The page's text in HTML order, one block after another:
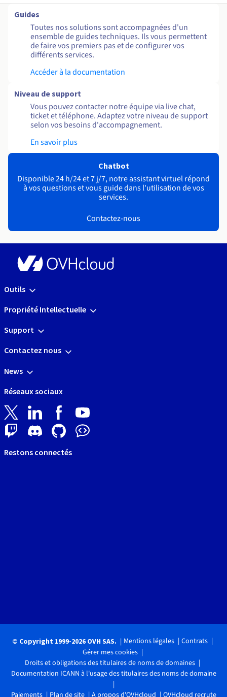
Guides
Toutes nos solutions sont accompagnées d'un
ensemble de guides techniques. Ils vous permettent
de faire vos premiers pas et de configurer vos
différents services.
Accéder à la documentation
Niveau de support
Vous pouvez contacter notre équipe via live chat,
ticket et téléphone. Adaptez votre niveau de support
selon vos besoins d'accompagnement.
En savoir plus
Chatbot
Disponible 24 h/24 et 7 j/7, notre assistant virtuel répond
à vos questions et vous guide dans l'utilisation de vos
services.
Contactez-nous
Outils
Propriété Intellectuelle
Support
Contactez nous
News
Réseaux sociaux
Restons connectés
© Copyright 1999-2026 OVH SAS. Mentions légales
Contrats
Gérer mes cookies
Droits et obligations des titulaires de noms de domaines
Documentation ICANN à l'usage des titulaires des noms de domaine
Paiements Plan de site A propos d'OVHcloud OVHcloud recrute